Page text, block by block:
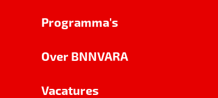
Programma's
Over BNNVARA
Vacatures